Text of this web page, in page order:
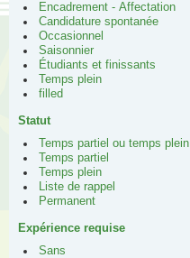
Encadrement - Affectation
Candidature spontanée
Occasionnel
Saisonnier
Étudiants et finissants
Temps plein
filled
Statut
Temps partiel ou temps plein
Temps partiel
Temps plein
Liste de rappel
Permanent
Expérience requise
Sans